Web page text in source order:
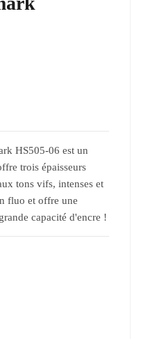
HS505-06 est un
trois épaisseurs
tons vifs, intenses et
fluo et offre une
capacité d'encre !